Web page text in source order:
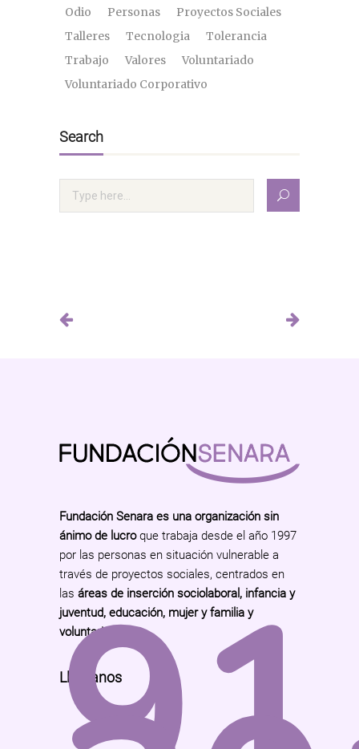
Odio
Personas
Proyectos Sociales
Talleres
Tecnologia
Tolerancia
Trabajo
Valores
Voluntariado
Voluntariado Corporativo
Search
Fundación Senara es una organización sin
ánimo de lucroque trabaja desde el año 1997
por las personas en situación vulnerable a
través de proyectos sociales, centrados en
las áreas de inserción sociolaboral, infancia y
juventud, educación, mujer y familia y
voluntariado
Llámanos